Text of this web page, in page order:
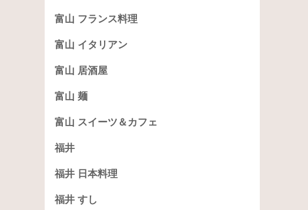
富山 フランス料理
富山 イタリアン
富山 居酒屋
富山 麺
富山 スイーツ＆カフェ
福井
福井 日本料理
福井 すし